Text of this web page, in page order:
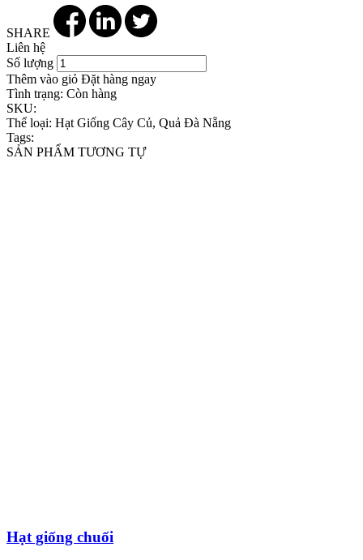
SHARE
Liên hệ
Số lượng
Thêm vào giỏ Đặt hàng ngay
Tình trạng: Còn hàng
SKU:
Thể loại: Hạt Giống Cây Củ, Quả Đà Nẵng
Tags:
SẢN PHẨM TƯƠNG TỰ
Hạt giống chuối